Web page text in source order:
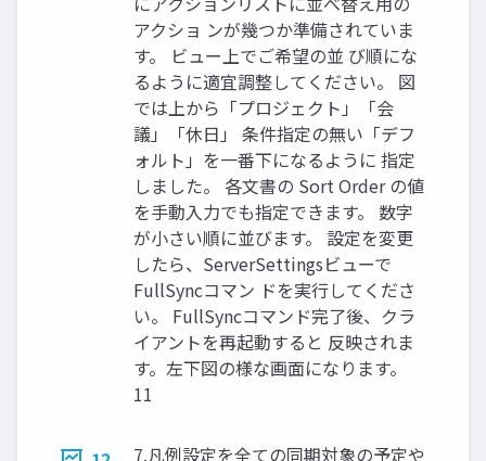
アクショ ンが幾つか準備されていま
す。 ビュー上でご希望の並 び順にな
るように適宜調整してください。 図
では上から「プロジェクト」「会
議」「休日」 条件指定の無い「デフ
ォルト」を一番下になるように 指定
しました。 各文書の Sort Order の値
を手動入力でも指定できます。 数字
が小さい順に並びます。 設定を変更
したら、ServerSettingsビューで
FullSyncコマン ドを実行してくださ
い。 FullSyncコマンド完了後、クラ
イアントを再起動すると 反映されま
す。左下図の様な画面になります。
11
7.凡例設定を全ての同期対象の予定や